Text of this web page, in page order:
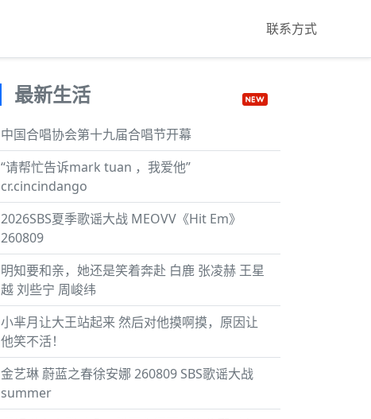
联系方式
最新生活
中国合唱协会第十九届合唱节开幕
“请帮忙告诉mark tuan ，我爱他”
cr.cincindango
2026SBS夏季歌谣大战 MEOVV《Hit Em》
260809
明知要和亲，她还是笑着奔赴 白鹿 张凌赫 王星
越 刘些宁 周峻纬
小芈月让大王站起来 然后对他摸啊摸，原因让
他笑不活！
金艺琳 蔚蓝之春徐安娜 260809 SBS歌谣大战
summer